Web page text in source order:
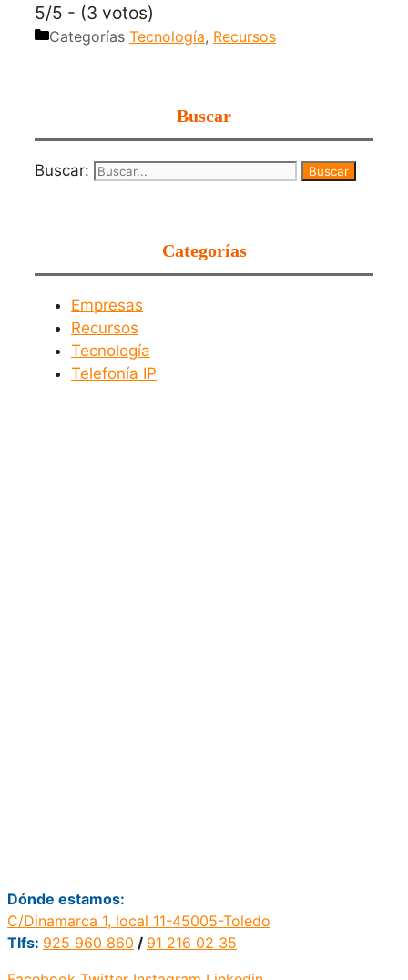
5/5 - (3 votos)
Categorías Tecnología, Recursos
Buscar
Buscar:
Categorías
Empresas
Recursos
Tecnología
Telefonía IP
Dónde estamos:
C/Dinamarca 1, local 11-45005-Toledo
Tlfs: 925 960 860 / 91 216 02 35